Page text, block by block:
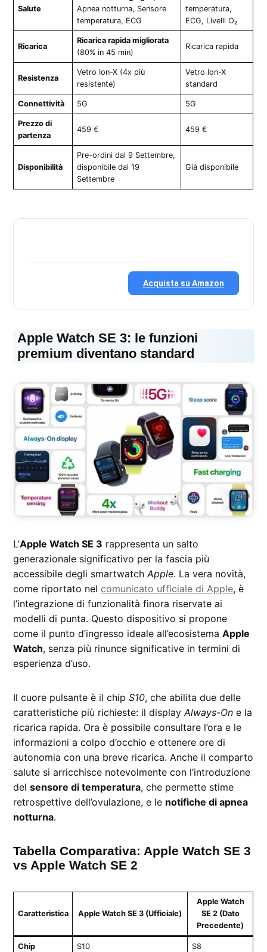
Salute
Apnea notturna, Sensore
temperatura, ECG
temperatura,
ECG, Livelli O₂
Ricarica
Ricarica rapida migliorata
(80% in 45 min)
Ricarica rapida
Resistenza
Vetro Ion-X (4x più
resistente)
Vetro Ion-X
standard
Connettività 5G 5G
Prezzo di
partenza
459 € 459 €
Disponibilità
Pre-ordini dal 9 Settembre,
disponibile dal 19
Settembre
Già disponibile
Acquista su Amazon
Apple Watch SE 3: le funzioni
premium diventano standard
L’Apple Watch SE 3 rappresenta un salto
generazionale significativo per la fascia più
accessibile degli smartwatchApple. La vera novità,
come riportato nel comunicato ufficiale di Apple, è
l’integrazione di funzionalità finora riservate ai
modelli di punta. Questo dispositivo si propone
come il punto d’ingresso ideale all’ecosistemaApple
Watch, senza più rinunce significative in termini di
esperienza d’uso.
Il cuore pulsante è il chipS10, che abilita due delle
caratteristiche più richieste: il displayAlways-On e la
ricarica rapida. Ora è possibile consultare l’ora e le
informazioni a colpo d’occhio e ottenere ore di
autonomia con una breve ricarica. Anche il comparto
salute si arricchisce notevolmente con l’introduzione
delsensore di temperatura, che permette stime
retrospettive dell’ovulazione, e le notifiche di apnea
notturna.
Tabella Comparativa: Apple Watch SE 3
vs Apple Watch SE 2
Caratteristica Apple Watch SE 3 (Ufficiale)
Apple Watch
SE 2 (Dato
Precedente)
Chip S10 S8